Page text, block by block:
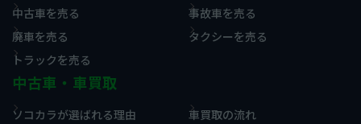
中古車を売る
事故車を売る
廃車を売る
タクシーを売る
トラックを売る
中古車・車買取
ソコカラが選ばれる理由
車買取の流れ